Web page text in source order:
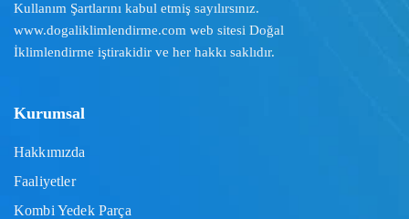
Kullanım Şartlarını kabul etmiş sayılırsınız.
www.dogaliklimlendirme.com web sitesi Doğal
İklimlendirme iştirakidir ve her hakkı saklıdır.
Kurumsal
Hakkımızda
Faaliyetler
Kombi Yedek Parça